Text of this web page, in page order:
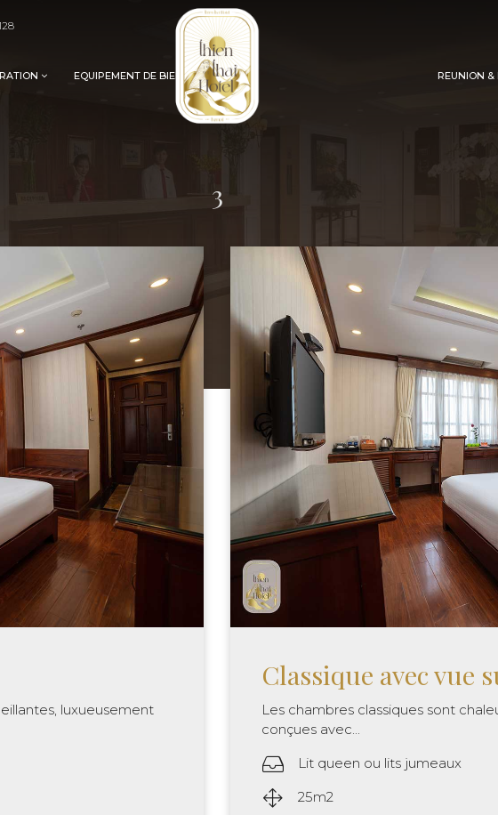
EQUIPEMENT DE BIEN-ETRE REUNION &
3
luxueusement
Classique avec vue
Les chambres classiques sont
conçues avec...
Lit queen ou lits jumeaux
25m2